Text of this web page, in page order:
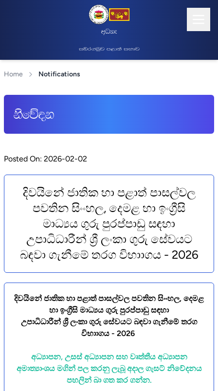
wOHdmk" f;dr;=re ;dlaIK yd ixialD;sl
inr.uqj m<d;a iNdj
Home Notifications
ksfõok
Posted On: 2026-02-02
දිවයිනේ ජාතික හා පළාත් පාසල්වල
පවතින සිංංහල, දෙමළ හා ඉංග්‍රීසි
මාධ්‍යය ගුරු පුරප්පාඩු සඳහා
උපාධිධාරීන් ශ්‍රී ලංකා ගුරු සේවයට
බඳවා ගැනීමේ තරග විභාාගය - 2026
දිවයිනේ ජාතික හා පළාත් පාසල්වල පවතින සිංංහල, දෙමළ
හා ඉංග්‍රීසි මාධ්‍යය ගුරු පුරප්පාඩු සඳහා
උපාධිධාරීන් ශ්‍රී ලංකා ගුරු සේවයට බඳවා ගැනීමේ තරග
විභාාගය - 2026
අධ්‍යාපන, උසස් අධ්‍යාපන සහ වෘත්තීය අධ්‍යාපන
අමාත්‍යාංශය මගින් පල කරනු ලැබූ අදාල ගැසට් නිවේදනය
පහලින් බා ගත කර ගන්න.